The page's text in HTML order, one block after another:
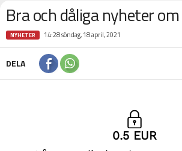
Bra och dåliga nyheter
NYHETER 14:28 söndag, 18 april, 2021
DELA